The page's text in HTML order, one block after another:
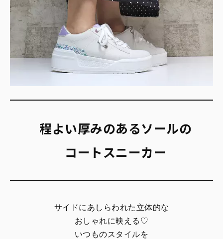
程よい厚みのあるソールの
コートスニーカー
サイドにあしらわれた立体的な
おしゃれに映える♡
いつものスタイルを